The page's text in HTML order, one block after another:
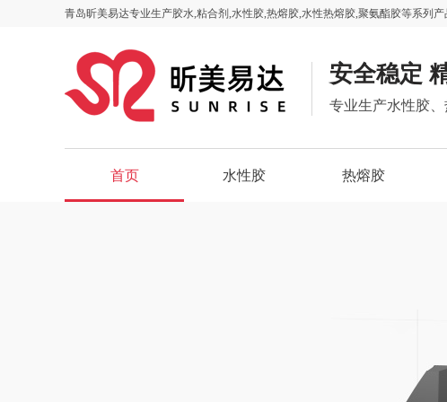
青岛昕美易达专业生产胶水,粘合剂,水性胶,热熔胶,水性热熔胶,聚氨酯胶等系列产
安全稳定
专业生产水性胶
首页 水性胶 热熔胶